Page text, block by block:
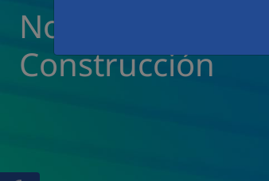
Notícias e
Construcción